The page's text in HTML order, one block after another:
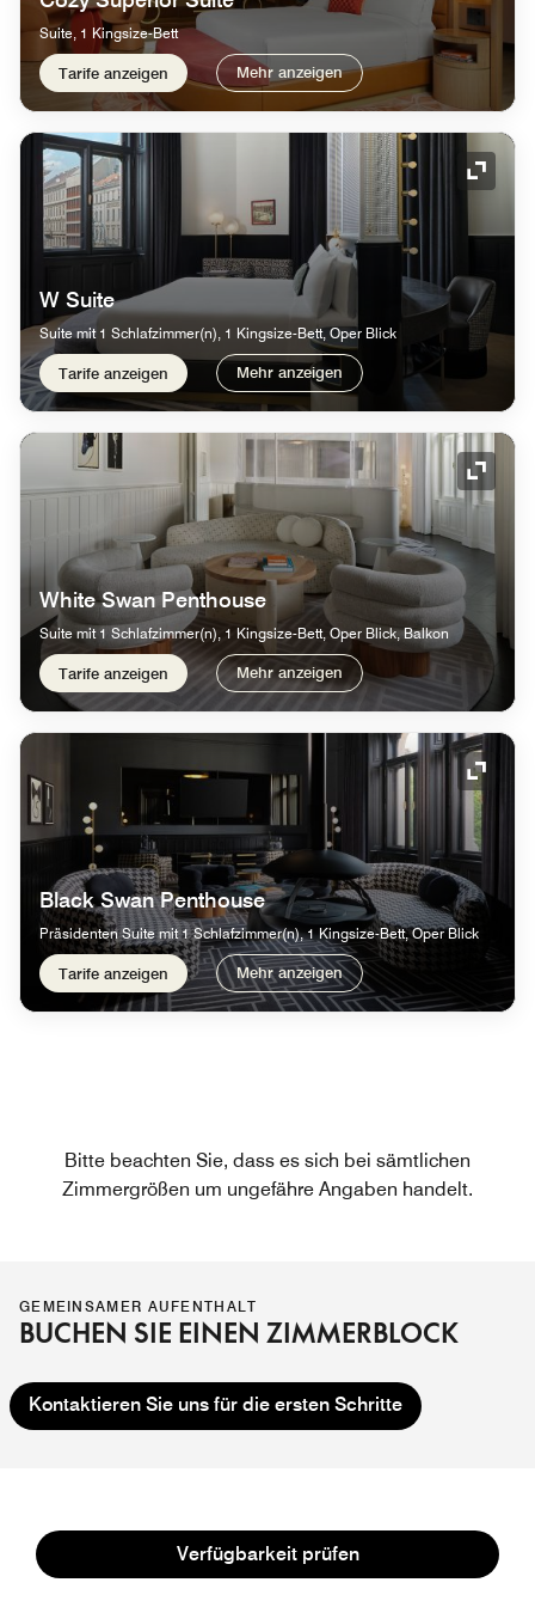
Verfügbarkeit prüfen
Suite, 1 Kingsize-Bett
Tarife anzeigen Mehr anzeigen
W Suite
Suite mit 1 Schlafzimmer(n), 1 Kingsize-Bett, Oper Blick
Tarife anzeigen Mehr anzeigen
White Swan Penthouse
Suite mit 1 Schlafzimmer(n), 1 Kingsize-Bett, Oper Blick, Balkon
Tarife anzeigen Mehr anzeigen
Black Swan Penthouse
Präsidenten Suite mit 1 Schlafzimmer(n), 1 Kingsize-Bett, Oper Blick
Tarife anzeigen Mehr anzeigen
Bitte beachten Sie, dass es sich bei sämtlichen
Zimmergrößen um ungefähre Angaben handelt.
GEMEINSAMER AUFENTHALT
BUCHEN SIE EINEN ZIMMERBLOCK
Kontaktieren Sie uns für die ersten Schritte